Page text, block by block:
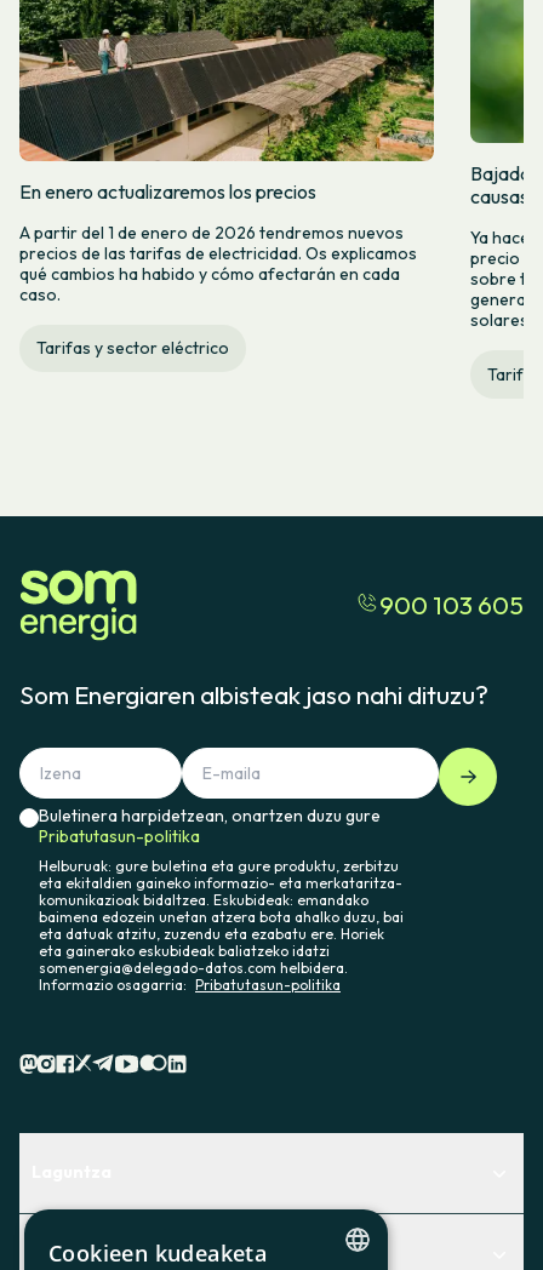
En enero actualizaremos los precios
A partir del 1 de enero de 2026 tendremos nuevos
precios de las tarifas de electricidad. Os explicamos
qué cambios ha habido y cómo afectarán en cada
caso.
Tarifas y sector eléctrico
Bajada
causas
Ya hace
precio
sobre
genera a
solares
900 103 605
Som Energiaren albisteak jaso nahi dituzu?
Buletinera harpidetzean, onartzen duzu gure
Pribatutasun-politika
Helburuak: gure buletina eta gure produktu, zerbitzu
eta ekitaldien gaineko informazio- eta merkataritza-
komunikazioak bidaltzea. Eskubideak: emandako
baimena edozein unetan atzera bota ahalko duzu, bai
eta datuak atzitu, zuzendu eta ezabatu ere. Horiek
eta gainerako eskubideak baliatzeko idatzi
somenergia@delegado-datos.com helbidera.
Informazio osagarria: Pribatutasun-politika
Centro de Ayuda
Albisteak
Cookieen kudeaketa